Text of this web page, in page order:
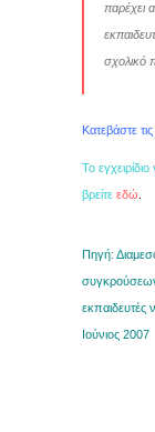
παρέχει
σχολικό
Κατεβάστε
Το
βρείτε εδώ
Πηγή:
συγκρούσεων
εκπαιδευτές
Ιούνιος 2007